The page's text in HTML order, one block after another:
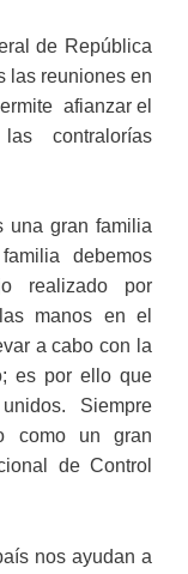
de República
las reuniones en
afianzar el
contralorías
una gran familia
debemos
realizado por
manos en el
a cabo con la
es por ello que
Siempre
como un gran
de Control
nos ayudan a